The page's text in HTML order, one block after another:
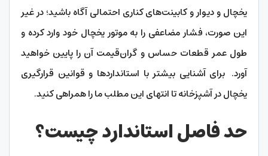
یخچال و دیوار و کابینت‌های کناری احتمالی آگاه باشید؛ در غیر
این صورت، فشار مضاعفی را به موتور یخچال خود وارد کرده و
طول عمر قطعات حساس و گران‌قیمت آن را پایین خواهید
آورد. برای آشنایی بیشتر با استانداردها و قوانین قرارگیری
یخچال در آشپزخانه تا انتهای این مطلب ما را همراهی کنید.
حد فاصل استاندارد چیست؟